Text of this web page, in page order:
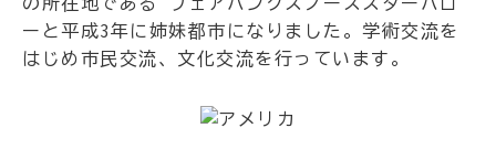
ーと平成3年に姉妹都市になりました。学術交流を
はじめ市民交流、文化交流を行っています。